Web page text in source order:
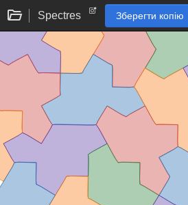
Spectres Зберегти копію